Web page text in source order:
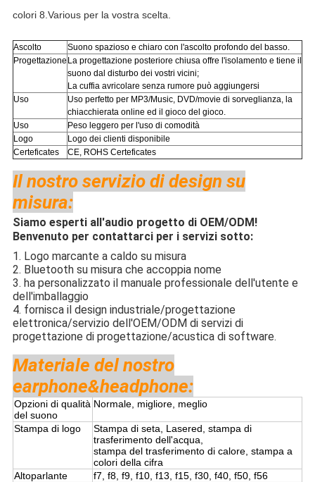
colori 8.Various per la vostra scelta.
Ascolto
Suono spazioso e chiaro con l'ascolto profondo del basso.
Progettazione La progettazione posteriore chiusa offre l'isolamento e tiene il
suono dal disturbo dei vostri vicini;
La cuffia avricolare senza rumore può aggiungersi
Uso
Uso perfetto per MP3/Music, DVD/movie di sorveglianza, la
chiacchierata online ed il gioco del gioco.
Uso
Peso leggero per l'uso di comodità
Logo
Logo dei clienti disponibile
Certeficates
CE, ROHS Certeficates
Il nostro servizio di design su
misura:
Siamo esperti all'audio progetto di OEM/ODM!
Benvenuto per contattarci per i servizi sotto:
1. Logo marcante a caldo su misura
2. Bluetooth su misura che accoppia nome
3. ha personalizzato il manuale professionale dell'utente e
dell'imballaggio
4. fornisca il design industriale/progettazione
elettronica/servizio dell'OEM/ODM di servizi di
progettazione di progettazione/acustica di software.
Materiale del nostro
earphone&headphone:
Opzioni di qualità
del suono
Normale, migliore, meglio
Stampa di logo
Stampa di seta, Lasered, stampa di
trasferimento dell'acqua,
stampa del trasferimento di calore, stampa a
colori della cifra
Altoparlante
f7, f8, f9, f10, f13, f15, f30, f40, f50, f56